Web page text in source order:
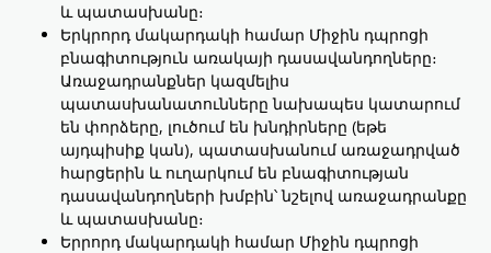
և պատասխանը։
Երկրորդ մակարդակի համար Միջին դպրոցի
բնագիտություն առակայի դասավանդողները։
Առաջադրանքներ կազմելիս
պատասխանատունները նախապես կատարում
են փորձերը, լուծում են խնդիրները (եթե
այդպիսիք կան), պատասխանում առաջադրված
հարցերին և ուղարկում են բնագիտության
դասավանդողների խմբին՝ նշելով առաջադրանքը
և պատասխանը։
Երրորդ մակարդակի համար Միջին դպրոցի